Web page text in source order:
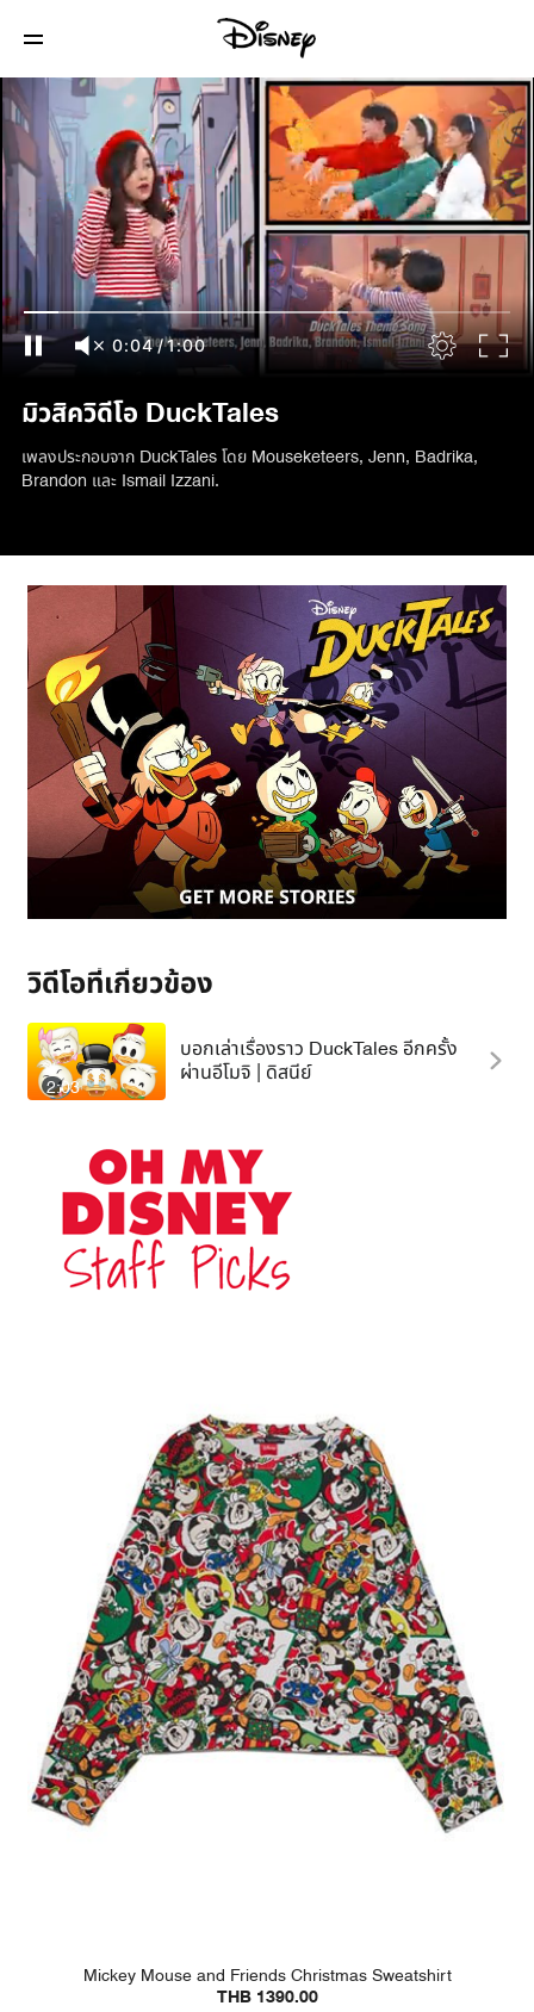
0:04/1:00
มิวสิควิดีโอ DuckTales
เพลงประกอบจาก DuckTales โดย Mouseketeers, Jenn, Badrika,
Brandon และ Ismail Izzani.
วิดีโอที่เกี่ยวข้อง
2:03
บอกเล่าเรื่องราว DuckTales อีกครั้ง
ผ่านอีโมจิ | ดิสนีย์
Mickey Mouse and Friends Christmas Sweatshirt
THB 1390.00